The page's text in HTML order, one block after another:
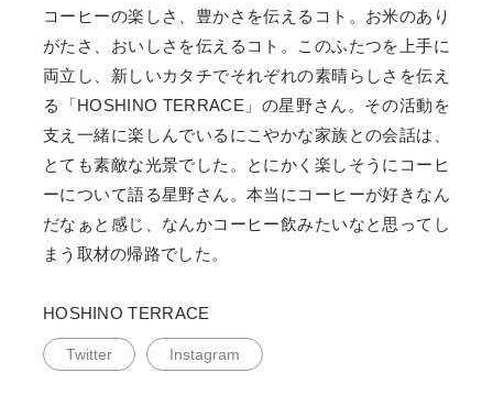
コーヒーの楽しさ、豊かさを伝えるコト。お米のあり
がたさ、おいしさを伝えるコト。このふたつを上手に
両立し、新しいカタチでそれぞれの素晴らしさを伝え
る「HOSHINO TERRACE」の星野さん。その活動を
支え一緒に楽しんでいるにこやかな家族との会話は、
とても素敵な光景でした。とにかく楽しそうにコーヒ
ーについて語る星野さん。本当にコーヒーが好きなん
だなぁと感じ、なんかコーヒー飲みたいなと思ってし
まう取材の帰路でした。
HOSHINO TERRACE
Twitter Instagram